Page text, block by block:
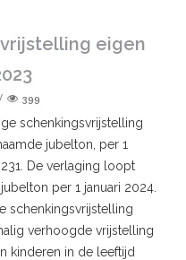
eigen
399
schenkingsvrijstelling
jubelton, per 1
De verlaging loopt
per 1 januari 2024.
schenkingsvrijstelling
verhoogde vrijstelling
kinderen in de leeftijd